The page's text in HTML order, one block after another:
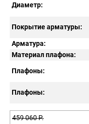
Диаметр:
Покрытие арматуры:
Арматура:
Материал плафона:
Плафоны:
Плафоны:
459 060 Р.